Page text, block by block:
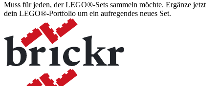
Muss für jeden, der LEGO®-Sets sammeln möchte. Ergänze jetzt
dein LEGO®-Portfolio um ein aufregendes neues Set.